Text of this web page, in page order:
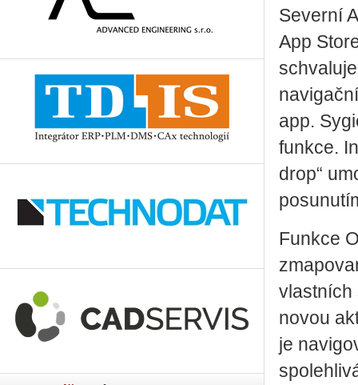
Severní
App
app.
funkce.
drop“
Funkce
vlastních
novou
je